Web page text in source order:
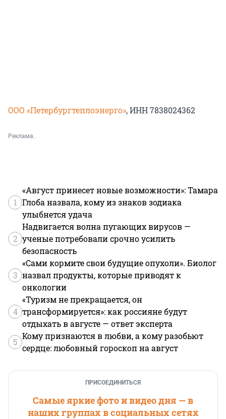
ООО «Петербургтеплоэнерго», ИНН 7838024362
Реклама.
1
«Август принесет новые возможности»: Тамара
Глоба назвала, кому из знаков зодиака
улыбнется удача
2
Надвигается волна пугающих вирусов —
ученые потребовали срочно усилить
безопасность
3
«Сами кормите свои будущие опухоли». Биолог
назвал продукты, которые приводят к
онкологии
4
«Туризм не прекращается, он
трансформируется»: как россияне будут
отдыхать в августе — ответ эксперта
5
Кому признаются в любви, а кому разобьют
сердце: любовный гороскоп на август
ПРИСОЕДИНИТЬСЯ
Самые яркие фото и видео дня — в
наших группах в социальных сетях